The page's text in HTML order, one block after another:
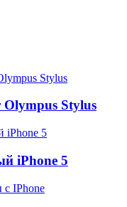
Stylus
iPhone 5